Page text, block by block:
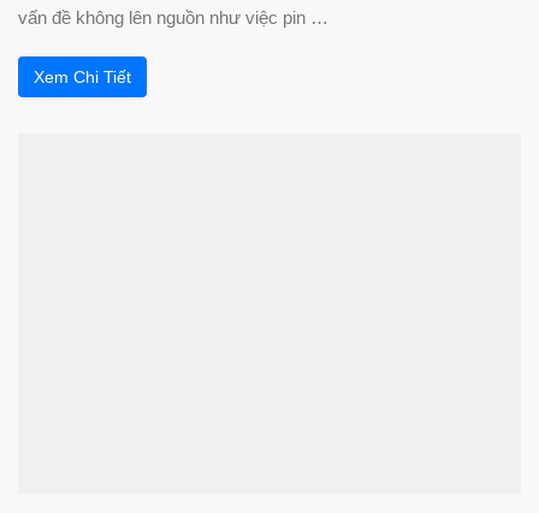
vấn đề không lên nguồn như việc pin …
Xem Chi Tiết